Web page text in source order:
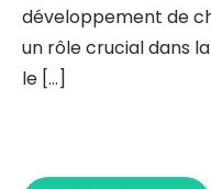
développement de
un rôle crucial dans
le […]